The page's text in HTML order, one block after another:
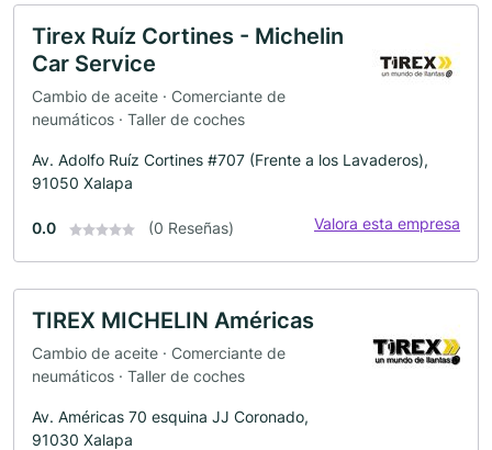
Tirex Ruíz Cortines - Michelin
Car Service
Cambio de aceite · Comerciante de
neumáticos · Taller de coches
Av. Adolfo Ruíz Cortines #707 (Frente a los Lavaderos),
91050 Xalapa
0.0 (0 Reseñas) Valora esta empresa
TIREX MICHELIN Américas
Cambio de aceite · Comerciante de
neumáticos · Taller de coches
Av. Américas 70 esquina JJ Coronado,
91030 Xalapa